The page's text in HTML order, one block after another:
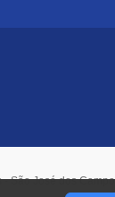
São José dos